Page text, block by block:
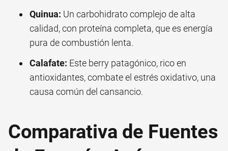
Quinua: Un carbohidrato complejo de alta
calidad, con proteína completa, que es energía
pura de combustión lenta.
Calafate: Este berry patagónico, rico en
antioxidantes, combate el estrés oxidativo, una
causa común del cansancio.
Comparativa de Fuentes